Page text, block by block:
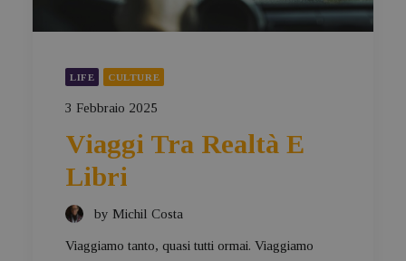
LIFE CULTURE
3 Febbraio 2025
Viaggi Tra Realtà E
Libri
by Michil Costa
Viaggiamo tanto, quasi tutti ormai. Viaggiamo